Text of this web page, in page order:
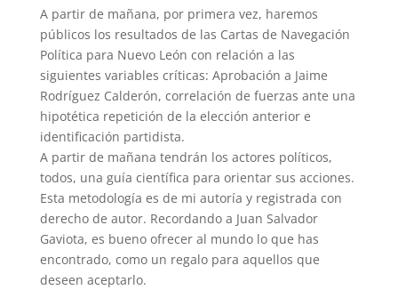
A partir de mañana, por primera vez, haremos
públicos los resultados de las Cartas de Navegación
Política para Nuevo León con relación a las
siguientes variables críticas: Aprobación a Jaime
Rodríguez Calderón, correlación de fuerzas ante una
hipotética repetición de la elección anterior e
identificación partidista.
A partir de mañana tendrán los actores políticos,
todos, una guía científica para orientar sus acciones.
Esta metodología es de mi autoría y registrada con
derecho de autor. Recordando a Juan Salvador
Gaviota, es bueno ofrecer al mundo lo que has
encontrado, como un regalo para aquellos que
deseen aceptarlo.